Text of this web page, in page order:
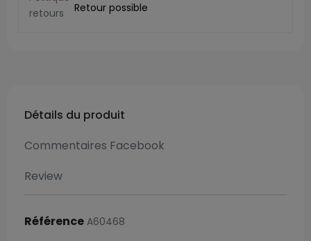
Retour possible
Détails du produit
Commentaires Facebook
Review
Référence A60468